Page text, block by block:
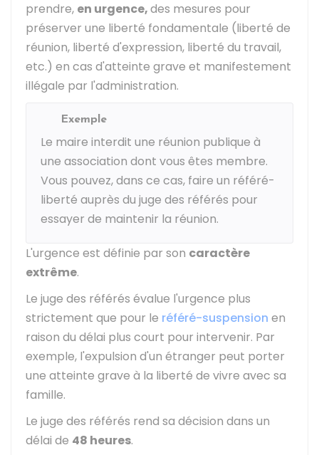
prendre, en urgence,des mesures pour
préserver une liberté fondamentale (liberté de
réunion, liberté d'expression, liberté du travail,
etc.) en cas d'atteinte grave et manifestement
illégale par l'administration.
Exemple
Le maire interdit une réunion publique à
une association dont vous êtes membre.
Vous pouvez, dans ce cas, faire un référé-
liberté auprès du juge des référés pour
essayer de maintenir la réunion.
L'urgence est définie par son caractère
extrême.
Le juge des référés évalue l'urgence plus
strictement que pour le référé-suspension en
raison du délai plus court pour intervenir. Par
exemple, l'expulsion d'un étranger peut porter
une atteinte grave à la liberté de vivre avec sa
famille.
Le juge des référés rend sa décision dans un
délai de 48 heures.